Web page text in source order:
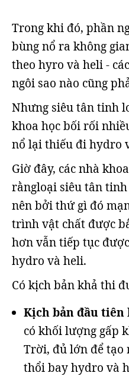
Trong khi đó, phần
bùng nổ ra không
theo hyro và heli -
ngôi sao nào cũng
Nhưng siêu tân tinh
khoa học bối rối
nổ lại thiếu đi hydro
Giờ đây, các nhà
rằngloại siêu tân
nên bởi thứ gì đó
trình vật chất được
hơn vẫn tiếp tục
hydro và heli.
Có kịch bản khả thi
Kịch bản đầu tiên
có khối lượng gấp
Trời, đủ lớn để tạo
thổi bay hydro và